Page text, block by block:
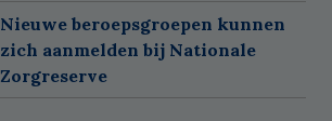
Nieuwe beroepsgroepen kunnen
zich aanmelden bij Nationale
Zorgreserve